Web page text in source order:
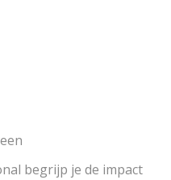
begrijp je de impact